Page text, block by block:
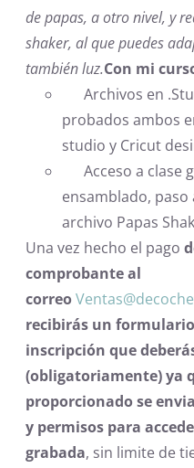
de papas, a otro nivel, y
shaker, al que puedes
también luz.Con mi
Archivos en
probados ambos
studio y Cricut
Acceso a clase
ensamblado, paso
archivo Papas
Una vez hecho el pago
comprobante al
correo
recibirás un
inscripción que
(obligatoriamente) ya
proporcionado se
y permisos para
grabada, sin limite de